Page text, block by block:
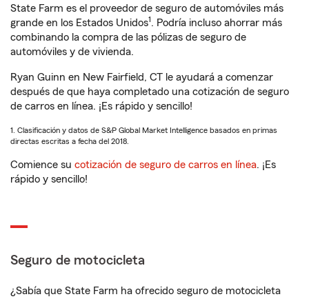
State Farm es el proveedor de seguro de automóviles más
grande en los Estados Unidos1. Podría incluso ahorrar más
combinando la compra de las pólizas de seguro de
automóviles y de vivienda.
Ryan Guinn en New Fairfield, CT le ayudará a comenzar
después de que haya completado una cotización de seguro
de carros en línea. ¡Es rápido y sencillo!
1. Clasificación y datos de S&P Global Market Intelligence basados en primas
directas escritas a fecha del 2018.
Comience su cotización de seguro de carros en línea. ¡Es
rápido y sencillo!
Seguro de motocicleta
¿Sabía que State Farm ha ofrecido seguro de motocicleta